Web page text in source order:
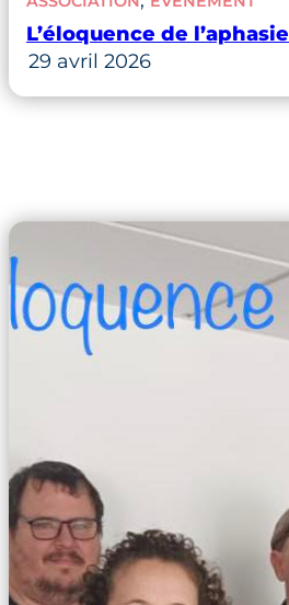
L’éloquence de l’aphasie
29 avril 2026